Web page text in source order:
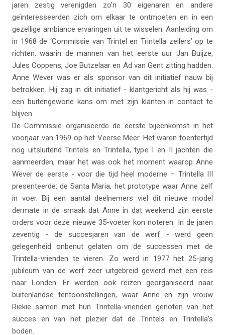
jaren zestig verenigden zo’n 30 eigenaren en andere
geïnteresseerden zich om elkaar te ontmoeten en in een
gezellige ambiance ervaringen uit te wisselen. Aanleiding om
in 1968 de ‘Commissie van Trintel en Trintella zeilers’ op te
richten, waarin de mannen van het eerste uur Jan Buijze,
Jules Coppens, Joe Butzelaar en Ad van Gent zitting hadden.
Anne Wever was er als sponsor van dit initiatief nauw bij
betrokken. Hij zag in dit initiatief - klantgericht als hij was -
een buitengewone kans om met zijn klanten in contact te
blijven.
De Commissie organiseerde de eerste bijeenkomst in het
voorjaar van 1969 op het Veerse Meer. Het waren toentertijd
nog uitsluitend Trintels en Trintella, type I en II jachten die
aanmeerden, maar het was ook het moment waarop Anne
Wever de eerste - voor die tijd heel moderne – Trintella III
presenteerde: de Santa Maria, het prototype waar Anne zelf
in voer. Bij een aantal deelnemers viel dit nieuwe model
dermate in de smaak dat Anne in dat weekend zijn eerste
orders voor deze nieuwe 35-voeter kon noteren. In de jaren
zeventig - de succesjaren van de werf - werd geen
gelegenheid onbenut gelaten om de successen met de
Trintella-vrienden te vieren. Zo werd in 1977 het 25-jarig
jubileum van de werf zeer uitgebreid gevierd met een reis
naar Londen. Er werden ook reizen georganiseerd naar
buitenlandse tentoonstellingen, waar Anne en zijn vrouw
Riekie samen met hun Trintella-vrienden genoten van het
succes en van het plezier dat de Trintels en Trintella’s
boden.